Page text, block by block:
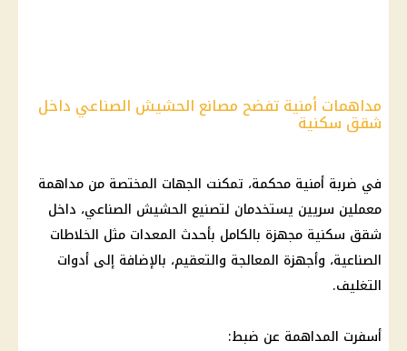
مداهمات أمنية تفضح مصانع الحشيش الصناعي داخل
شقق سكنية
في ضربة أمنية محكمة، تمكنت الجهات المختصة من مداهمة
معملين سريين يستخدمان لتصنيع الحشيش الصناعي، داخل
شقق سكنية مجهزة بالكامل بأحدث المعدات مثل الخلاطات
الصناعية، وأجهزة المعالجة والتعقيم، بالإضافة إلى أدوات
التغليف.
أسفرت المداهمة عن ضبط: